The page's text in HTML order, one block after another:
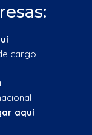
cargo
aquí